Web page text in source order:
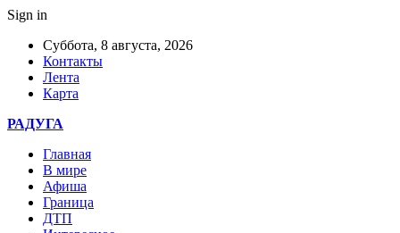
Sign in
Суббота, 8 августа, 2026
Контакты
Лента
Карта
РАДУГА
Главная
В мире
Афиша
Граница
ДТП